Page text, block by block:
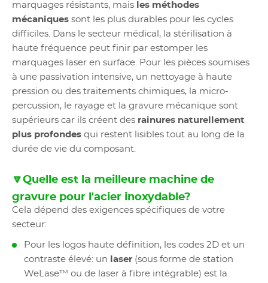
marquages résistants, mais les méthodes
mécaniques sont les plus durables pour les cycles
difficiles. Dans le secteur médical, la stérilisation à
haute fréquence peut finir par estomper les
marquages laser en surface. Pour les pièces soumises
à une passivation intensive, un nettoyage à haute
pression ou des traitements chimiques, la micro-
percussion, le rayage et la gravure mécanique sont
supérieurs car ils créent des rainures naturellement
plus profondes qui restent lisibles tout au long de la
durée de vie du composant.
🔽Quelle est la meilleure machine de
gravure pour l'acier inoxydable?
Cela dépend des exigences spécifiques de votre
secteur:
Pour les logos haute définition, les codes 2D et un
contraste élevé: un
laser (sous forme de station
WeLase™ ou de laser à fibre intégrable) est la